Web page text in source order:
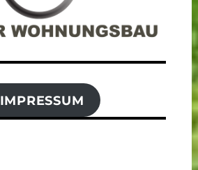
IMPRESSUM